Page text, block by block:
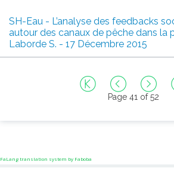
SH-Eau - L’analyse des feedbacks
autour des canaux de pêche dans la
Laborde S. - 17 Décembre 2015
Page 41 of 52
FaLang translation system by Faboba